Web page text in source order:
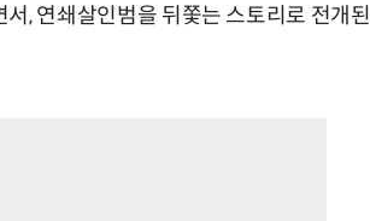
, 연쇄살인범을 뒤쫓는 스토리로 전개된